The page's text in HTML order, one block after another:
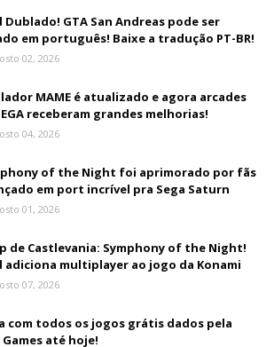
Dublado! GTA San Andreas pode ser
em português! Baixe a tradução PT-BR!
02, 2026
MAME é atualizado e agora arcades
receberam grandes melhorias!
04, 2026
of the Night foi aprimorado por fãs
em port incrível pra Sega Saturn
01, 2026
de Castlevania: Symphony of the Night!
adiciona multiplayer ao jogo da Konami
07, 2026
com todos os jogos grátis dados pela
Games até hoje!